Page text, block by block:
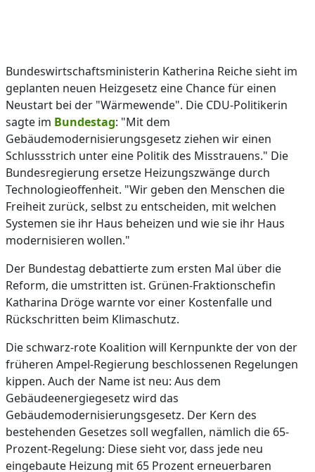
Bundeswirtschaftsministerin Katherina Reiche sieht im
geplanten neuen Heizgesetz eine Chance für einen
Neustart bei der "Wärmewende". Die CDU-Politikerin
sagte im Bundestag: "Mit dem
Gebäudemodernisierungsgesetz ziehen wir einen
Schlussstrich unter eine Politik des Misstrauens." Die
Bundesregierung ersetze Heizungszwänge durch
Technologieoffenheit. "Wir geben den Menschen die
Freiheit zurück, selbst zu entscheiden, mit welchen
Systemen sie ihr Haus beheizen und wie sie ihr Haus
modernisieren wollen."
Der Bundestag debattierte zum ersten Mal über die
Reform, die umstritten ist. Grünen-Fraktionschefin
Katharina Dröge warnte vor einer Kostenfalle und
Rückschritten beim Klimaschutz.
Die schwarz-rote Koalition will Kernpunkte der von der
früheren Ampel-Regierung beschlossenen Regelungen
kippen. Auch der Name ist neu: Aus dem
Gebäudeenergiegesetz wird das
Gebäudemodernisierungsgesetz. Der Kern des
bestehenden Gesetzes soll wegfallen, nämlich die 65-
Prozent-Regelung: Diese sieht vor, dass jede neu
eingebaute Heizung mit 65 Prozent erneuerbaren